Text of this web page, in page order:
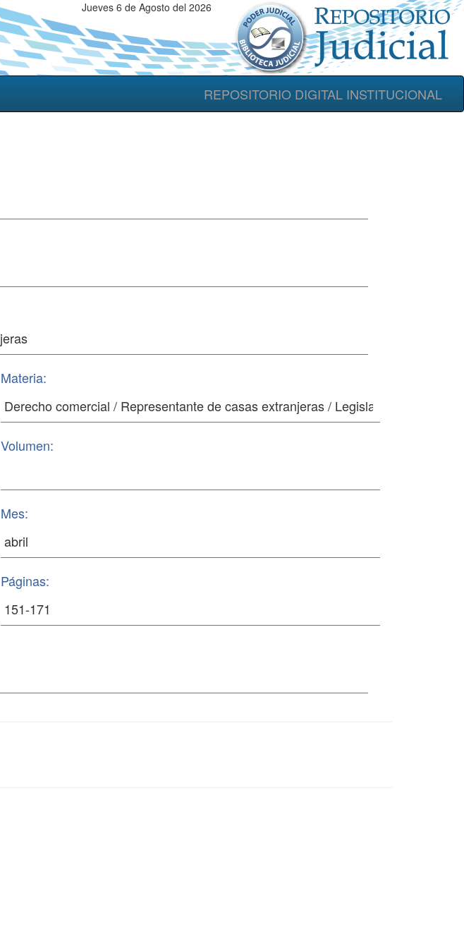
Jueves 6 de Agosto del 2026
REPOSITORIO DIGITAL INSTITUCIONAL
Materia:
Volumen:
Mes:
Páginas: